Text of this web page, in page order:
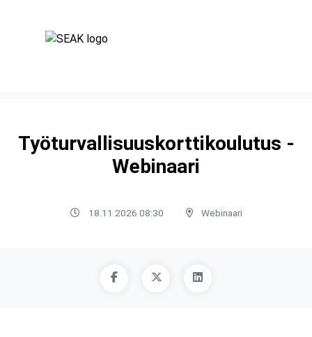
Työturvallisuuskorttikoulutus -
Webinaari
18.11.2026 08:30 Webinaari